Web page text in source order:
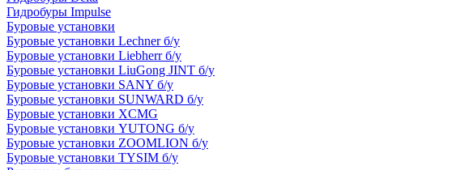
Гидробуры Impulse
Буровые установки
Буровые установки Lechner б/у
Буровые установки Liebherr б/у
Буровые установки LiuGong JINT б/у
Буровые установки SANY б/у
Буровые установки SUNWARD б/у
Буровые установки XCMG
Буровые установки YUTONG б/у
Буровые установки ZOOMLION б/у
Буровые установки TYSIM б/у